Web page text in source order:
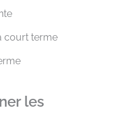
court terme
les